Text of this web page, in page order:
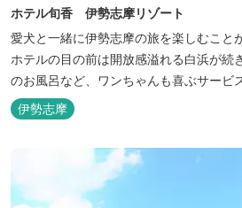
ホテル旬香 伊勢志摩リゾート
愛犬と一緒に伊勢志摩の旅を楽しむこと
ホテルの目の前は開放感溢れる白浜が続
のお風呂など、ワンちゃんも喜ぶサービ
伊勢志摩